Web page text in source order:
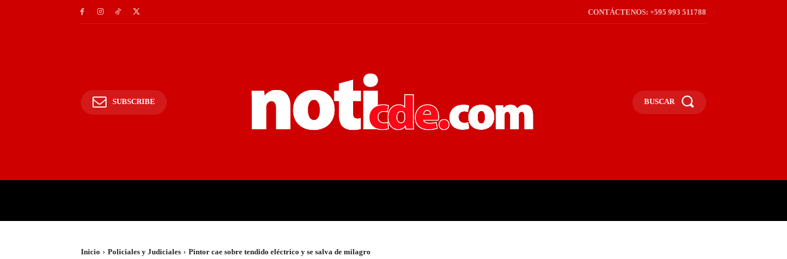
CONTÁCTENOS: +595 993 511788
SUBSCRIBE BUSCAR
Inicio Policiales y Judiciales Pintor cae sobre tendido eléctrico y se salva de milagro